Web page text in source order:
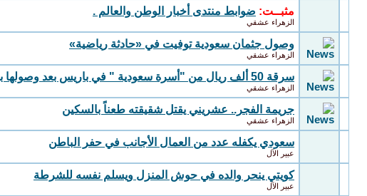
مثبــت: ضوابط منتدى أخبار الوطن والعالم .
الزهراء عشقي
وصول جثمان سعودية توفيت في «حادثة رياضية»
الزهراء عشقي
سرقة 50 ألف ريال من "أسرة سعودية " في باريس بعد وصولها بـ24 ساعة
الزهراء عشقي
جريمة الفجر.. عشريني يقتل شقيقته طعناً بالسكين
الزهراء عشقي
سعودي يكفله عدد من العمال الأجانب في حفر الباطن
عبير الآل
كويتي ينحر والده في حوش المنزل ويسلم نفسه للشرطة
عبير الآل